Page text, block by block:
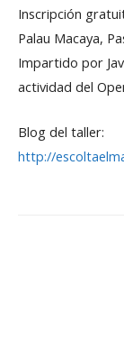
Inscripción
Palau Macaya,
Impartido por
actividad del
Blog del taller:
http://